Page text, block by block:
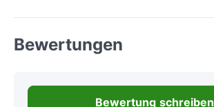
Bewertungen
Bewertung schreiben